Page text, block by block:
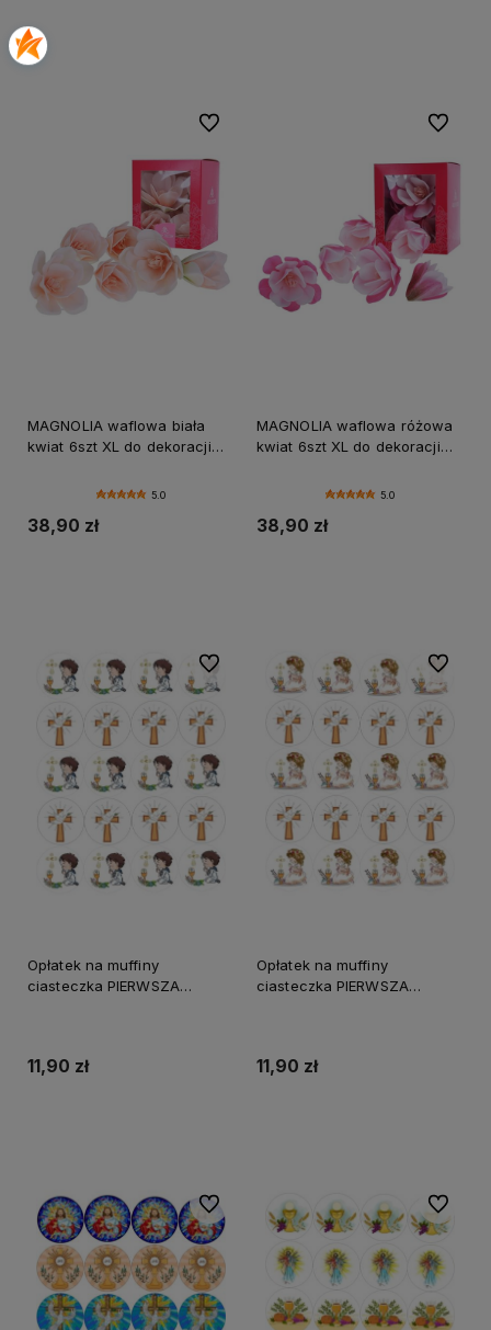
MAGNOLIA waflowa biała
kwiat 6szt XL do dekoracji
5.0
38,90 zł
Do ulubionych
MAGNOLIA waflowa różowa
kwiat 6szt XL do dekoracji
5.0
38,90 zł
Do
Opłatek na muffiny
ciasteczka PIERWSZA
11,90 zł
Do ulubionych
Opłatek na muffiny
ciasteczka PIERWSZA
11,90 zł
Do
Do ulubionych Do